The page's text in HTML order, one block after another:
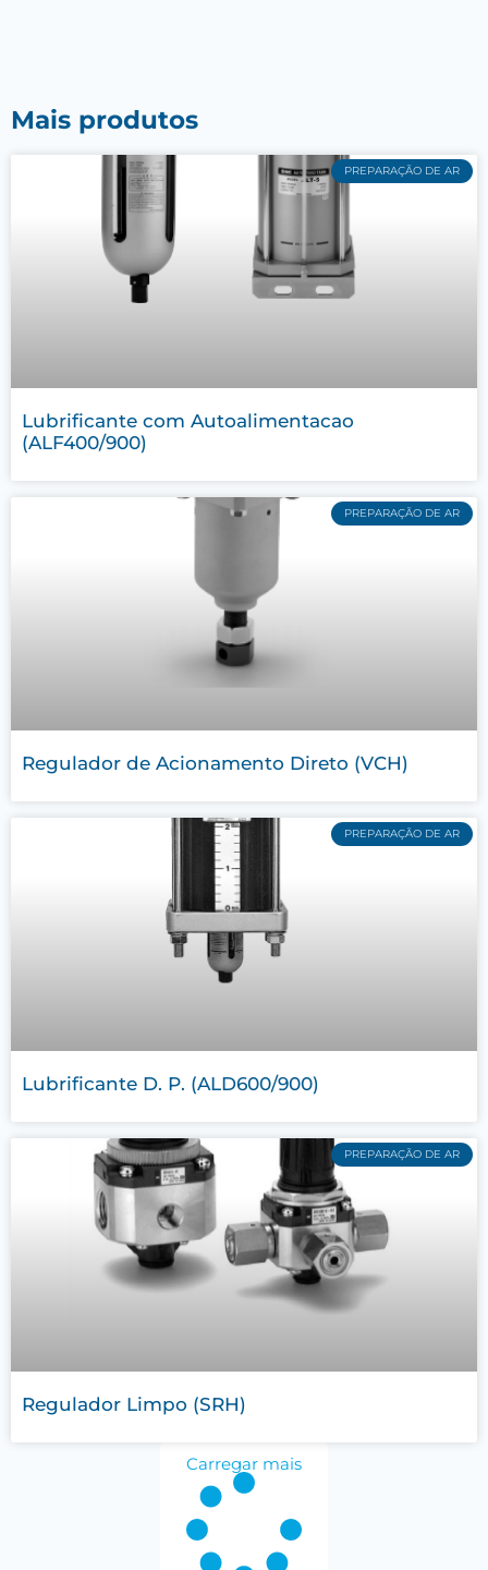
Mais produtos
PREPARAÇÃO DE AR
Lubrificante com Autoalimentacao
(ALF400/900)
PREPARAÇÃO DE AR
Regulador de Acionamento Direto (VCH)
PREPARAÇÃO DE AR
Lubrificante D. P. (ALD600/900)
PREPARAÇÃO DE AR
Regulador Limpo (SRH)
Carregar mais